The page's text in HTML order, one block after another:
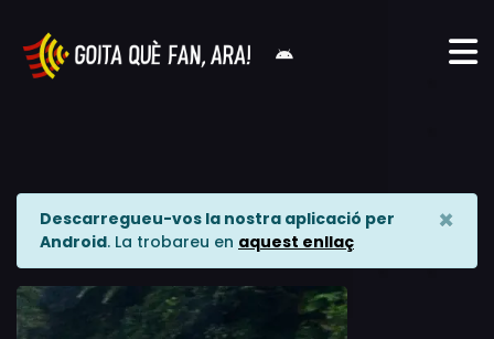
Descarregueu-vos la nostra aplicació per
Android. La trobareu en aquest enllaç
×